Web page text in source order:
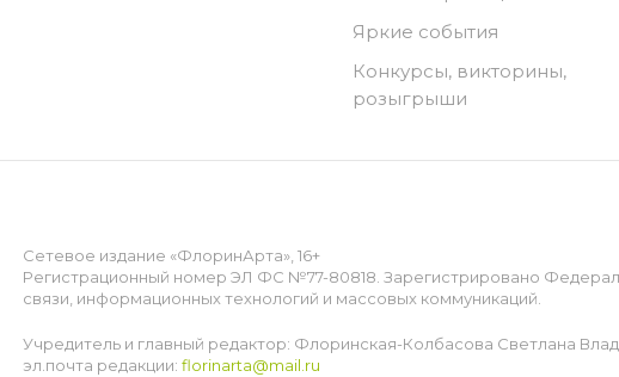
Яркие события
Конкурсы, викторины,
розыгрыши
Сетевое издание «ФлоринАрта», 16+
Регистрационный номер ЭЛ ФС №77-80818. Зарегистрировано
связи, информационных технологий и массовых коммуникаций.
Учредитель и главный редактор: Флоринская-Колбасова Светлана
эл.почта редакции: florinarta@mail.ru